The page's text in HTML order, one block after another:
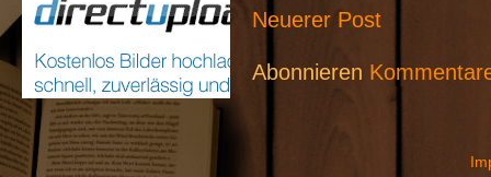
Neuerer Post
Abonnieren